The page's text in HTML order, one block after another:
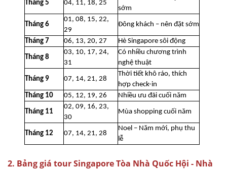
Tháng 5 04, 11, 18, 25
sớm
Tháng 6
01, 08, 15, 22,
29
Đông khách – nên đặt sớm
Tháng 7 06, 13, 20, 27 Hè Singapore sôi động
Tháng 8
03, 10, 17, 24,
31
Có nhiều chương trình
nghệ thuật
Tháng 9 07, 14, 21, 28
Thời tiết khô ráo, thích
hợp check-in
Tháng 10
05, 12, 19, 26 Nhiều ưu đãi cuối năm
Tháng 11
02, 09, 16, 23,
30
Mùa shopping cuối năm
Tháng 12 07, 14, 21, 28
Noel – Năm mới, phụ thu
lễ
2. Bảng giá tour Singapore Tòa Nhà Quốc Hội - Nhà